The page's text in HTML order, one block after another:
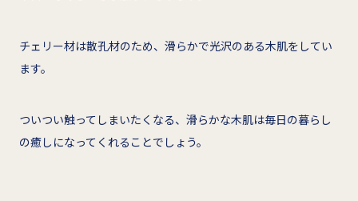
チェリー材は散孔材のため、滑らかで光沢のある木肌をしてい
ます。
ついつい触ってしまいたくなる、滑らかな木肌は毎日の暮らし
の癒しになってくれることでしょう。